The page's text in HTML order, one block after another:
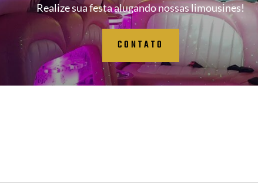
Realize sua festa alugando nossas limousines!
CONTATO